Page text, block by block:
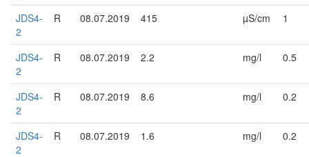
JDS4-
2
R 08.07.2019 415 µS/cm 1
JDS4-
2
R 08.07.2019 2.2 mg/l 0.5
JDS4-
2
R 08.07.2019 8.6 mg/l 0.2
JDS4-
2
R 08.07.2019 1.6 mg/l 0.2